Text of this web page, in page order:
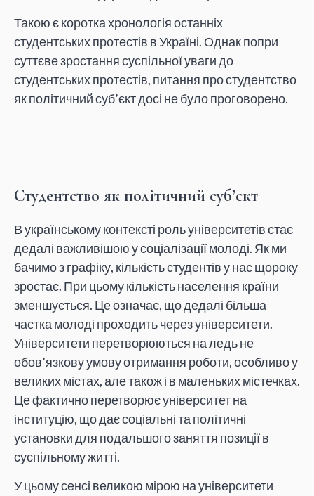
Такою є коротка хронологія останніх
студентських протестів в Україні. Однак попри
суттєве зростання суспільної уваги до
студентських протестів, питання про студентство
як політичний суб’єкт досі не було проговорено.
Студентство як політичний суб’єкт
В українському контексті роль університетів стає
дедалі важливішою у соціалізації молоді. Як ми
бачимо з графіку, кількість студентів у нас щороку
зростає. При цьому кількість населення країни
зменшується. Це означає, що дедалі більша
частка молоді проходить через університети.
Університети перетворюються на ледь не
обов’язкову умову отримання роботи, особливо у
великих містах, але також і в маленьких містечках.
Це фактично перетворює університет на
інституцію, що дає соціальні та політичні
установки для подальшого заняття позиції в
суспільному житті.
У цьому сенсі великою мірою на університети